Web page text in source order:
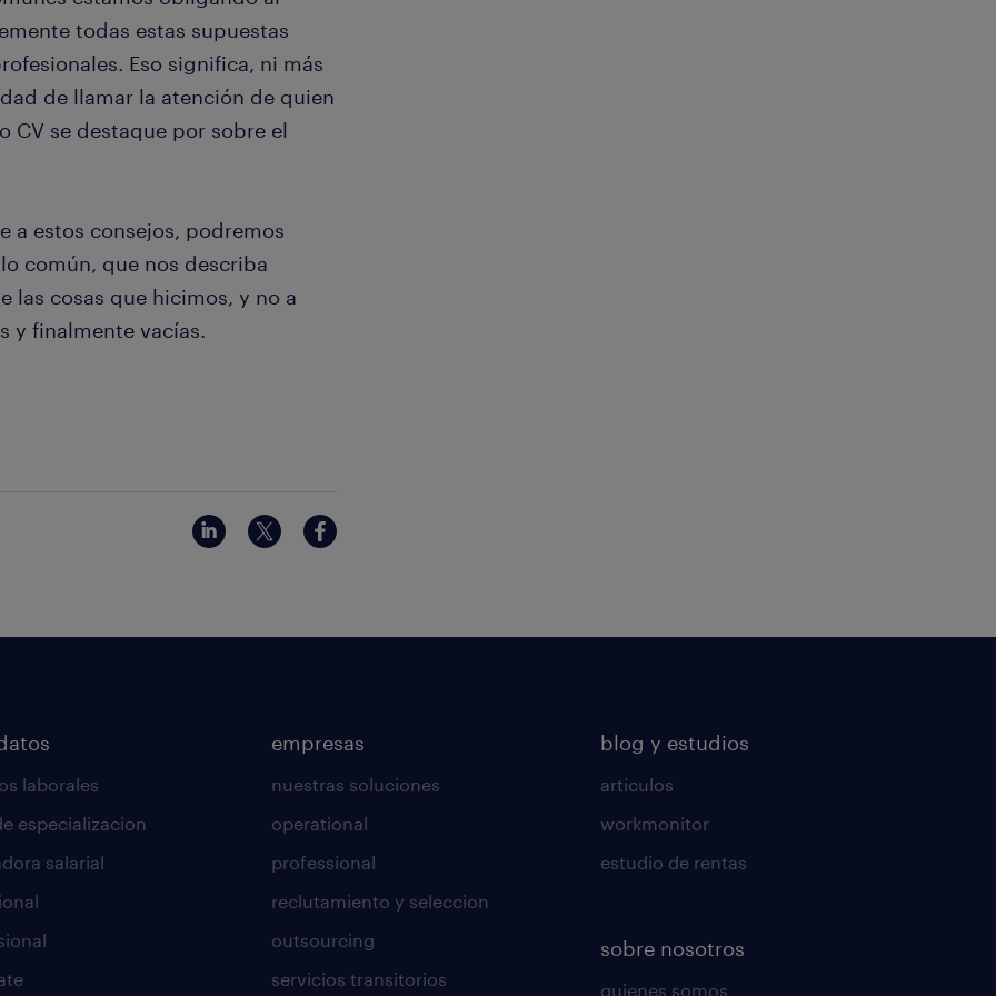
todas estas supuestas
Eso significa, ni más
de llamar la atención de quien
CV se destaque por sobre el
a estos consejos, podremos
común, que nos describa
las cosas que hicimos, y no a
y finalmente vacías.
laborales
especializacion
salarial
empresas
nuestras soluciones
operational
professional
reclutamiento y seleccion
outsourcing
servicios transitorios
blog y estudios
articulos
workmonitor
estudio de rentas
sobre nosotros
quienes somos